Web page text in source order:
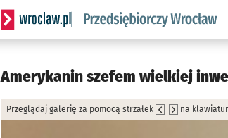
Serwis informacyjny wroclaw.pl podserwis:
Amerykanin szefem wielkiej
Przeglądaj galerię za pomocą strzałek na